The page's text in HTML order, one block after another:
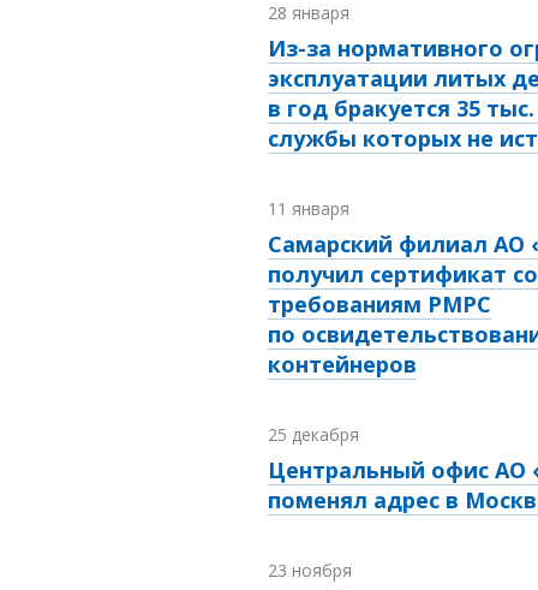
28 января
Из-за нормативного
эксплуатации литых
в год бракуется 35
службы которых не
11 января
Самарский филиал АО
получил сертификат
требованиям РМРС
по
контейнеров
25 декабря
Центральный офис АО
поменял адрес в
23 ноября